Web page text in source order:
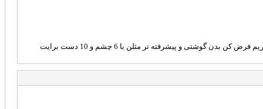
(برای اینکه میگویند ویر مهربد جز روی ژن مهربد جواب نمیدهد و مثلن روی رایانه خراب میشود دیگه هیچ جوره مهربد نیست ما هم گفتیم باشد آهن و ربات را کنار بگذاریم فرض کن بدن گوشتی و پیشرفته تر مثلن با 6 چشم و 10 دست برایت